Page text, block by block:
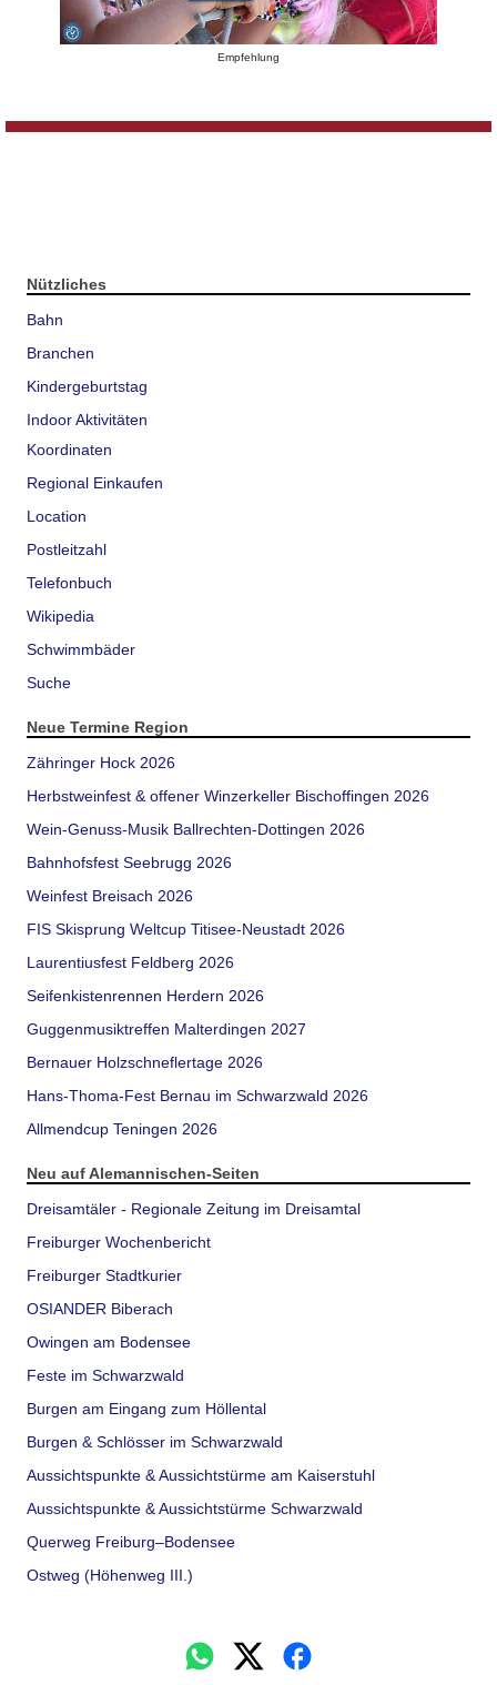
Empfehlung
Nützliches
Bahn
Branchen
Kindergeburtstag
Indoor Aktivitäten
Koordinaten
Regional Einkaufen
Location
Postleitzahl
Telefonbuch
Wikipedia
Schwimmbäder
Suche
Neue Termine Region
Zähringer Hock 2026
Herbstweinfest & offener Winzerkeller Bischoffingen 2026
Wein-Genuss-Musik Ballrechten-Dottingen 2026
Bahnhofsfest Seebrugg 2026
Weinfest Breisach 2026
FIS Skisprung Weltcup Titisee-Neustadt 2026
Laurentiusfest Feldberg 2026
Seifenkistenrennen Herdern 2026
Guggenmusiktreffen Malterdingen 2027
Bernauer Holzschneflertage 2026
Hans-Thoma-Fest Bernau im Schwarzwald 2026
Allmendcup Teningen 2026
Neu auf Alemannischen-Seiten
Dreisamtäler - Regionale Zeitung im Dreisamtal
Freiburger Wochenbericht
Freiburger Stadtkurier
OSIANDER Biberach
Owingen am Bodensee
Feste im Schwarzwald
Burgen am Eingang zum Höllental
Burgen & Schlösser im Schwarzwald
Aussichtspunkte & Aussichtstürme am Kaiserstuhl
Aussichtspunkte & Aussichtstürme Schwarzwald
Querweg Freiburg–Bodensee
Ostweg (Höhenweg III.)